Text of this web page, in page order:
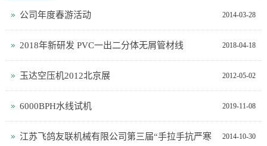
2014-03-28
公司年度春游活动
2018-04-18
2018年新研发 PVC一出二分体无屑管材线
2012-05-02
玉达空压机2012北京展
2019-11-08
6000BPH水线试机
2014-10-30
江苏飞鸽友联机械有限公司第三届“手拉手抗严寒